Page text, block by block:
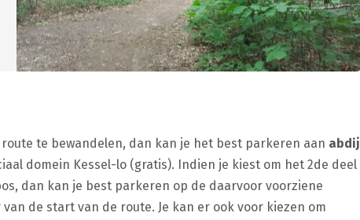
te bewandelen, dan kan je het best parkeren aan abdij
domein Kessel-lo (gratis). Indien je kiest om het 2de deel
dan kan je best parkeren op de daarvoor voorziene
de start van de route. Je kan er ook voor kiezen om